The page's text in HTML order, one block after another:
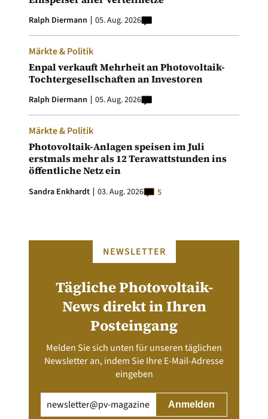
Ralph Diermann 05. Aug. 2026
Märkte & Politik
Enpal verkauft Mehrheit an Photovoltaik-
Tochtergesellschaften an Investoren
Ralph Diermann 05. Aug. 2026
Märkte & Politik
Photovoltaik-Anlagen speisen im Juli
erstmals mehr als 12 Terawattstunden ins
öffentliche Netz ein
Sandra Enkhardt 03. Aug. 2026 5
NEWSLETTER
Tägliche Photovoltaik-
News direkt in Ihren
Posteingang
Melden Sie sich unten für unseren täglichen
Newsletter an, indem Sie Ihre E-Mail-Adresse
eingeben
(erforderlich)